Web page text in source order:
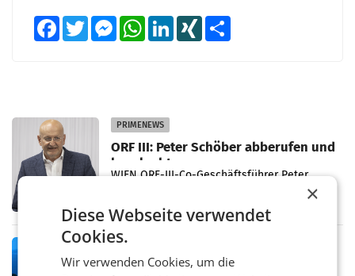
FacebookTwitter MessengerWhatsAppLinkedInXING
PRIMENEWS
ORF III: Peter Schöber abberufen und
beurlaubt
WIEN ORF-III-Co-Geschäftsführer Peter
Schöber ist wegen Compliance-Vorwürfen
abberufen und beurlaubt worden. Der ORF
bestätigte gegenüber der APA entsprechende
Medienberichte.
MARKETING & MEDIA
ORF-Kulturmatinee widmet sich 20
×
Diese Webseite verwendet
Cookies.
Wir verwenden Cookies, um die